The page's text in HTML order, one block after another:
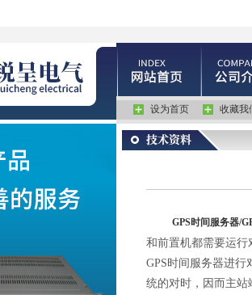
设为首页 收藏我
GPS时间服务器/
和前置机都需要运行
GPS时间服务器进
统的对时，因而主站